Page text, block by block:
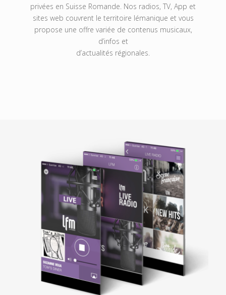
privées en Suisse Romande. Nos radios, TV, App et
sites web couvrent le territoire lémanique et vous
propose une offre variée de contenus musicaux,
d’infos et
d’actualités régionales.